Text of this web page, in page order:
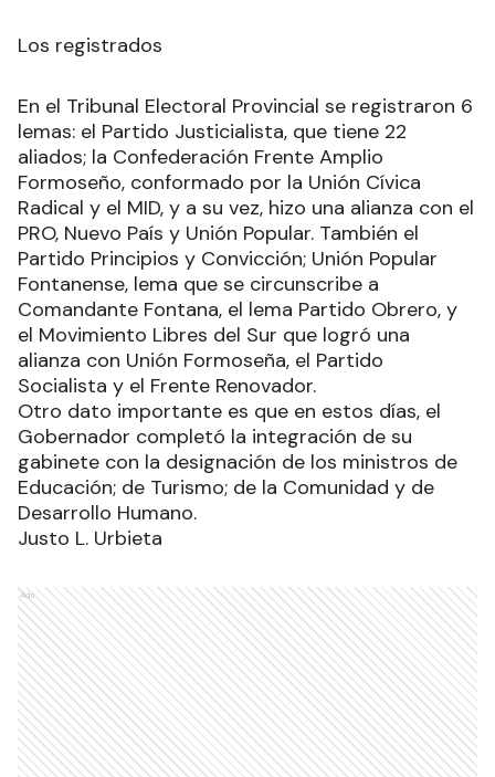
Los registrados
En el Tribunal Electoral Provincial se registraron 6
lemas: el Partido Justicialista, que tiene 22
aliados; la Confederación Frente Amplio
Formoseño, conformado por la Unión Cívica
Radical y el MID, y a su vez, hizo una alianza con el
PRO, Nuevo País y Unión Popular. También el
Partido Principios y Convicción; Unión Popular
Fontanense, lema que se circunscribe a
Comandante Fontana, el lema Partido Obrero, y
el Movimiento Libres del Sur que logró una
alianza con Unión Formoseña, el Partido
Socialista y el Frente Renovador.
Otro dato importante es que en estos días, el
Gobernador completó la integración de su
gabinete con la designación de los ministros de
Educación; de Turismo; de la Comunidad y de
Desarrollo Humano.
Justo L. Urbieta
Ads